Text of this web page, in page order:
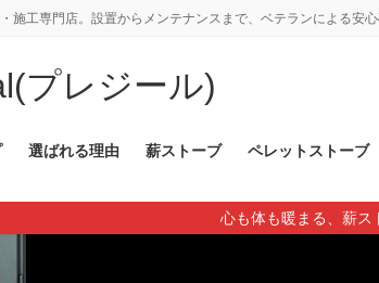
施工専門店。設置からメンテナンスまで、ベテランによる安
プレジール)
選ばれる理由 薪ストーブ ペレットストーブ
心も体も暖まる、薪ス